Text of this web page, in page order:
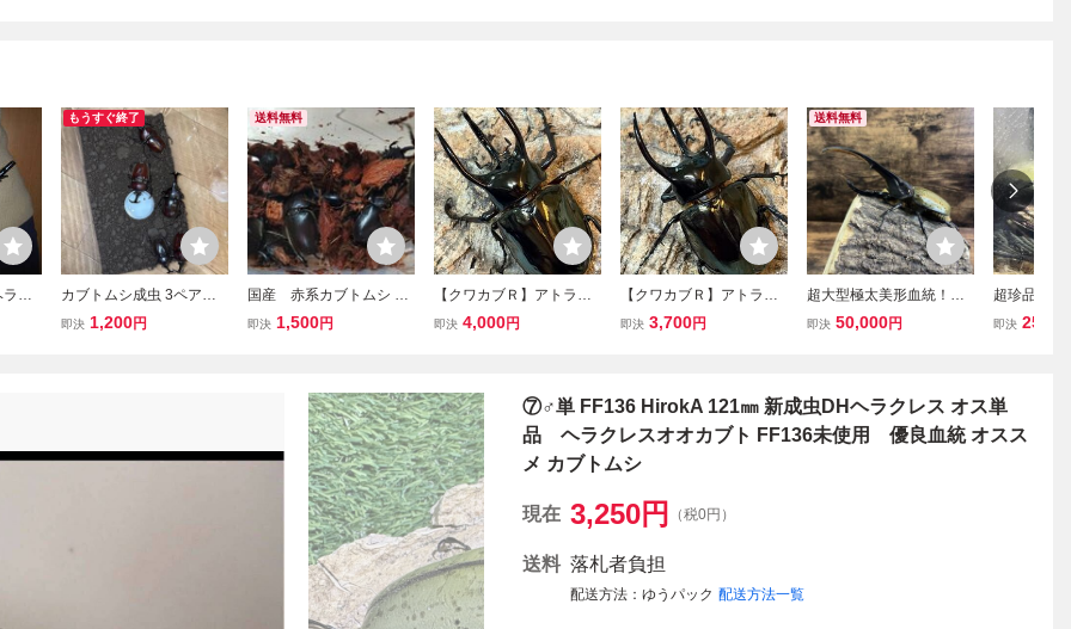
ク
もうすぐ終了
カブトムシ成虫 3ペア
（オス3匹・メス3匹） 計
即決 1,200円
送料無料
国産 赤系カブトムシ 成
虫 ♀5匹セット 天然採集
即決 1,500円
【クワカブＲ】アトラス
オオカブト オス82mm 単
即決 4,000円
【クワカブＲ】アトラス
オオカブト オス78mm 単
即決 3,700円
送料無料
超大型極太美形血統！！
DHヘラクレス♂165.5m
即決 50,000円
超珍品！ス
匹 自作証
即決
⑦♂単 FF136 HirokA 121㎜ 新成虫DHヘラクレス オス単
品 ヘラクレスオオカブト FF136未使用 優良血統 オスス
メ カブトムシ
現在 3,250円 （税0円）
送料 落札者負担
配送方法 ゆうパック 配送方法一覧